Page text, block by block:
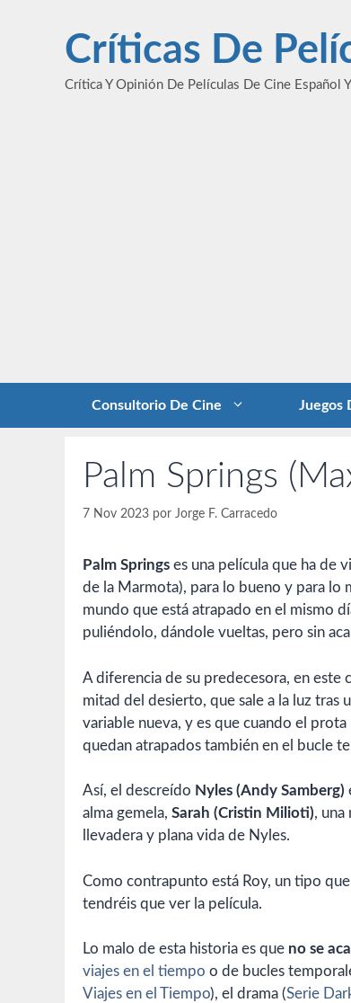
contenidoCríticas De
Crítica Y Opinión De Películas De Cine Español
Consultorio De Cine Juegos
Palm Springs
7 Nov 2023 por Jorge F. Carracedo
Palm Springs es una película que ha de
de la Marmota), para lo bueno y para lo
mundo que está atrapado en el mismo
puliéndolo, dándole vueltas, pero sin
A diferencia de su predecesora, en este
mitad del desierto, que sale a la luz tras
variable nueva, y es que cuando el
quedan atrapados también en el bucle
Así, el descreído Nyles (Andy Samberg)
alma gemela, Sarah (Cristin Milioti), una
llevadera y plana vida de Nyles.
Como contrapunto está Roy, un tipo
tendréis que ver la película.
Lo malo de esta historia es que no se
viajes en el tiempo o de bucles
Viajes en el Tiempo), el drama (Serie